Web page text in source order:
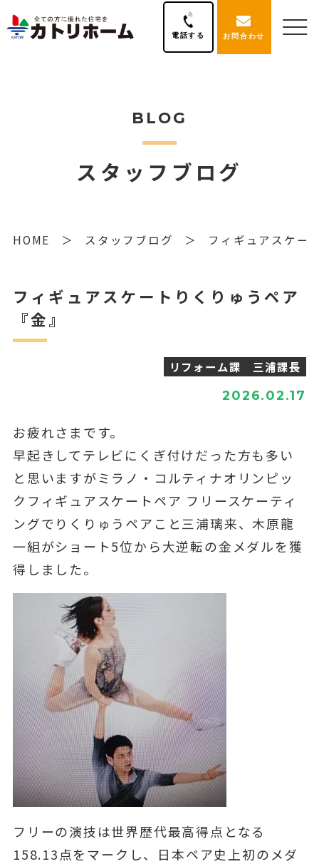
電話する お問合わせ
BLOG
スタッフブログ
HOME スタッフブログ フィギュアスケー
フィギュアスケートりくりゅうペア
『金』
リフォーム課 三浦課長
2026.02.17
お疲れさまです。
早起きしてテレビにくぎ付けだった方も多い
と思いますがミラノ・コルティナオリンピッ
クフィギュアスケートペア フリースケーティ
ングでりくりゅうペアこと三浦璃来、木原龍
一組がショート5位から大逆転の金メダルを獲
得しました。
フリーの演技は世界歴代最高得点となる
158.13点をマークし、日本ペア史上初のメダ